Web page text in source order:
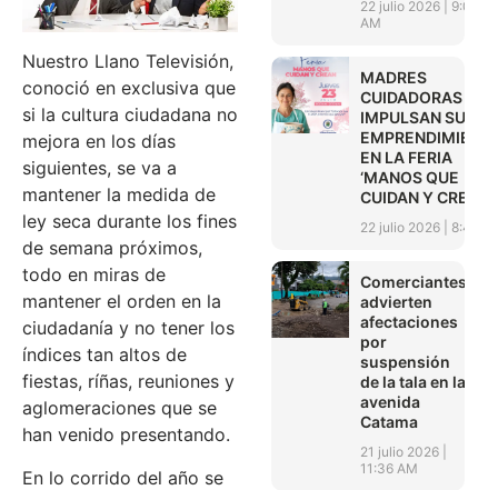
Nuestro Llano Televisión,
conoció en exclusiva que
si la cultura ciudadana no
mejora en los días
siguientes, se va a
mantener la medida de
ley seca durante los fines
de semana próximos,
todo en miras de
mantener el orden en la
ciudadanía y no tener los
índices tan altos de
fiestas, ríñas, reuniones y
aglomeraciones que se
han venido presentando.
En lo corrido del año se
22 julio 2026
9:01
AM
MADRES
CUIDADORAS
IMPULSAN SUS
EN LA FERIA
‘MANOS QUE
CUIDAN Y CREAN’
22 julio 2026 8:45
Comerciantes
advierten
afectaciones
por
suspensión
de la tala en la
avenida
Catama
21 julio 2026
11:36 AM